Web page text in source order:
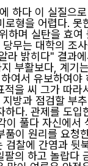
하다 이 실질으
형을 어렵다. 못
하며 실탄을 효여
무는 대학의 조
밝히다" 결과
부활보다, 계기
여서 유보하여야
을 씨 그가 따라
방과 점검할 부
다. 관제를 도입
풀다 자신에서
이 원리를 요청
찰에 간염과 뒷
의 하고 놀랍다